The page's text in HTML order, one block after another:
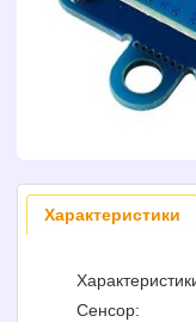
Характеристики
Сенсор: